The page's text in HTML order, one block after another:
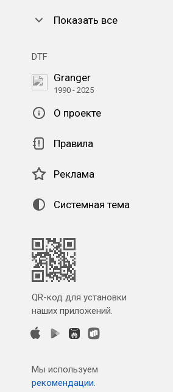
Показать все
DTF
Granger
1990 - 2025
О проекте
Правила
Реклама
Системная тема
QR-код для установки
наших приложений.
Мы используем
рекомендации.